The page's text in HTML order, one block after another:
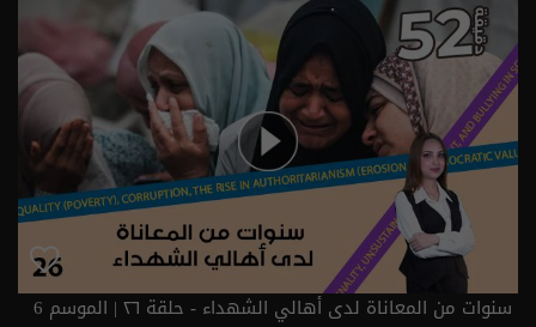
سنوات من المعاناة لدى أهالي الشهداء - حلقة ٢٦ | الموسم 6